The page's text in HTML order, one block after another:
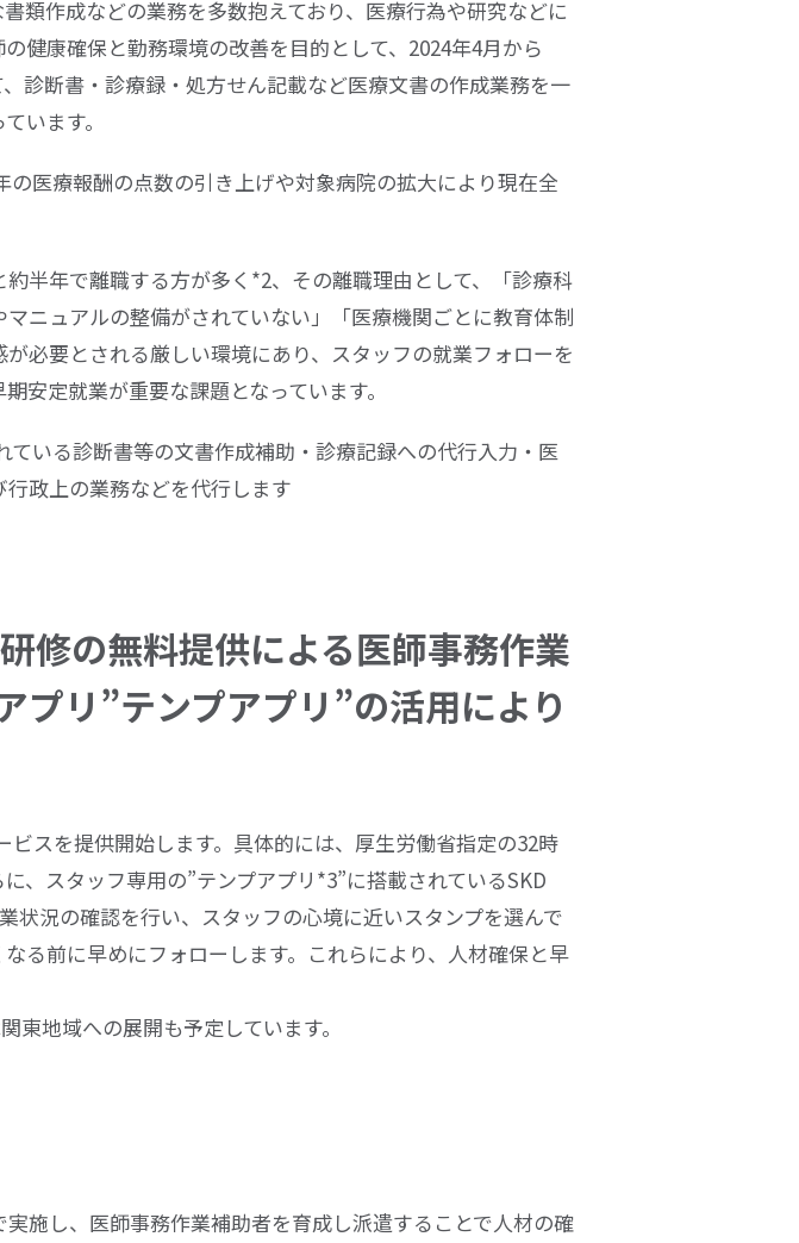
類作成などの業務を多数抱えており、医療行為や研究などに
健康確保と勤務環境の改善を目的として、 2024年4月から
診断書・診療録・処方せん記載など医療文書の作成業務を一
います。
の医療報酬の点数の引き上げや対象病院の拡大により現在全
半年で離職する方が多く*2、その離職理由として、「診療科
ニュアルの整備がされていない」「医療機関ごとに教育体制
必要とされる厳しい環境にあり、スタッフの就業フォローを
安定就業が重要な課題となっています。
いる診断書等の文書作成補助・診療記録への代行入力・医
政上の業務などを代行します
修の無料提供による医師事務作業
プリ”テンプアプリ”の活用により
ビスを提供開始します。具体的には、厚生労働省指定の32時
、スタッフ専用の”テンプアプリ*3”に搭載されているSKD
状況の確認を行い、スタッフの心境に近いスタンプを選んで
る前に早めにフォローします。これらにより、人材確保と早
東地域への展開も予定しています。
実施し、医師事務作業補助者を育成し派遣することで人材の確